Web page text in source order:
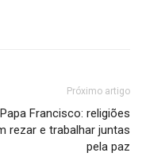
Próximo artigo
Papa Francisco: religiões
rezar e trabalhar juntas
pela paz